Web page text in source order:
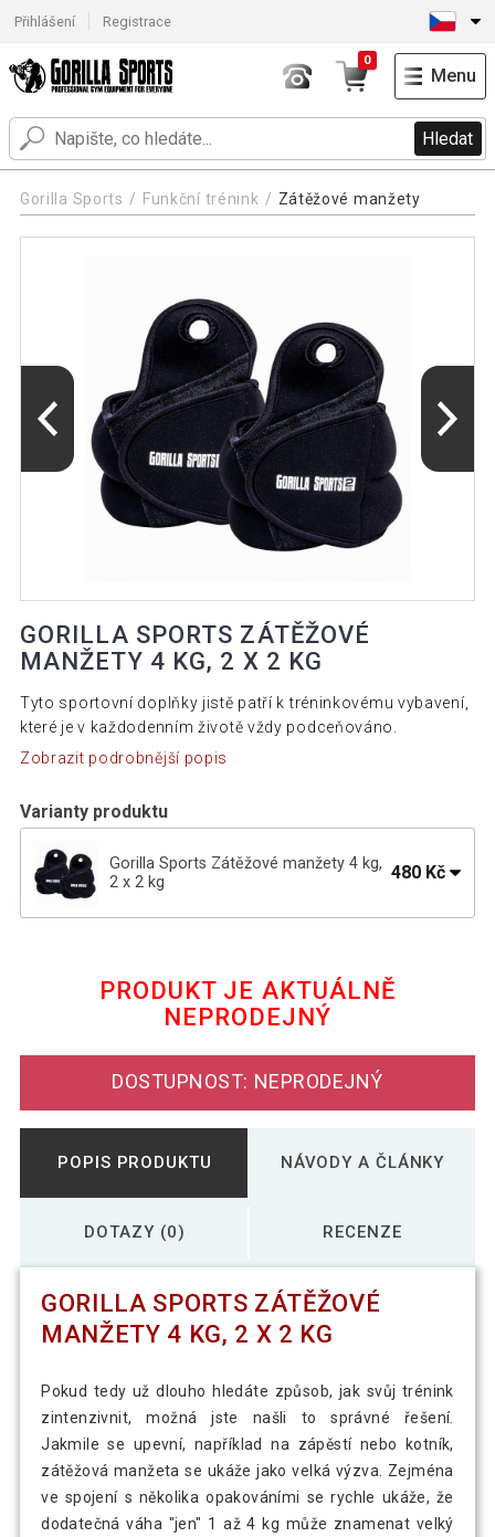
Přihlášení Registrace
Hledat
0
Menu
Gorilla Sports Funkční trénink Zátěžové manžety
GORILLA SPORTS ZÁTĚŽOVÉ
MANŽETY 4 KG, 2 X 2 KG
Tyto sportovní doplňky jistě patří k tréninkovému vybavení,
které je v každodenním životě vždy podceňováno.
Zobrazit podrobnější popis
Varianty produktu
Gorilla Sports Zátěžové manžety 4 kg,
2 x 2 kg
480 Kč
Gorilla Sports Zátěžové manžety 2 kg, 2
Gorilla Sports Zátěžové manžety 3 kg, 2
x 1,5 kg
PRODUKT JE AKTUÁLNĚ
NEPRODEJNÝ
DOSTUPNOST: NEPRODEJNÝ
POPIS PRODUKTU NÁVODY A ČLÁNKY
DOTAZY (0) RECENZE
GORILLA SPORTS ZÁTĚŽOVÉ
MANŽETY 4 KG, 2 X 2 KG
Pokud tedy už dlouho hledáte způsob, jak svůj trénink
zintenzivnit, možná jste našli to správné řešení.
Jakmile se upevní, například na zápěstí nebo kotník,
zátěžová manžeta se ukáže jako velká výzva. Zejména
ve spojení s několika opakováními se rychle ukáže, že
dodatečná váha "jen" 1 až 4 kg může znamenat velký